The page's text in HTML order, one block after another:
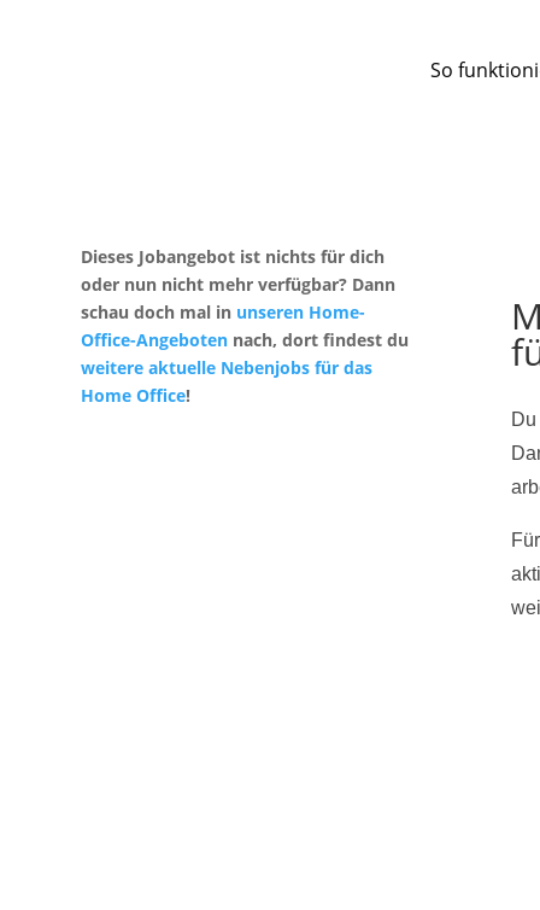
So
Dieses Jobangebot ist nichts für dich
oder nun nicht mehr verfügbar? Dann
schau doch mal in unseren Home-
Office-Angeboten nach, dort findest du
weitere aktuelle Nebenjobs für das
Home Office!